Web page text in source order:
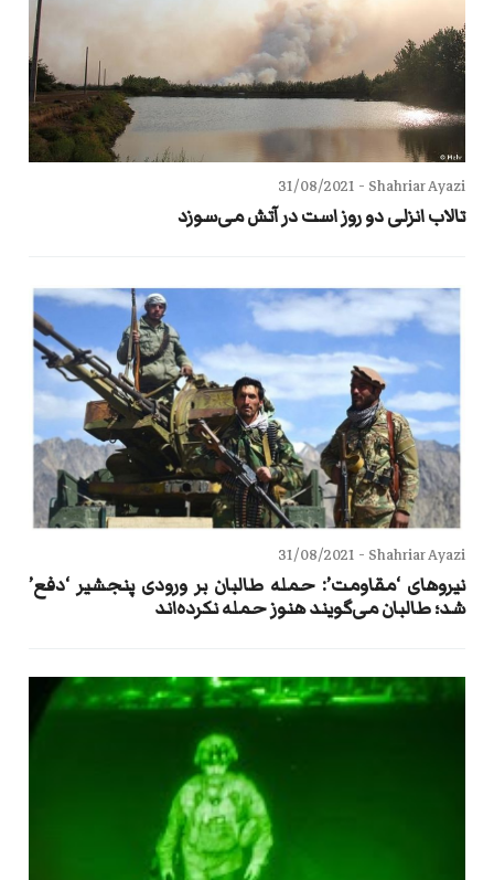
Shahriar Ayazi -
31/08/2021
تالاب انزلی دو روز است در آتش می‌سوزد
Shahriar Ayazi -
31/08/2021
نیروهای ‘مقاومت’: حمله طالبان بر ورودی پنجشیر ‘دفع’
شد؛ طالبان می‌گویند هنوز حمله نکرده‌اند